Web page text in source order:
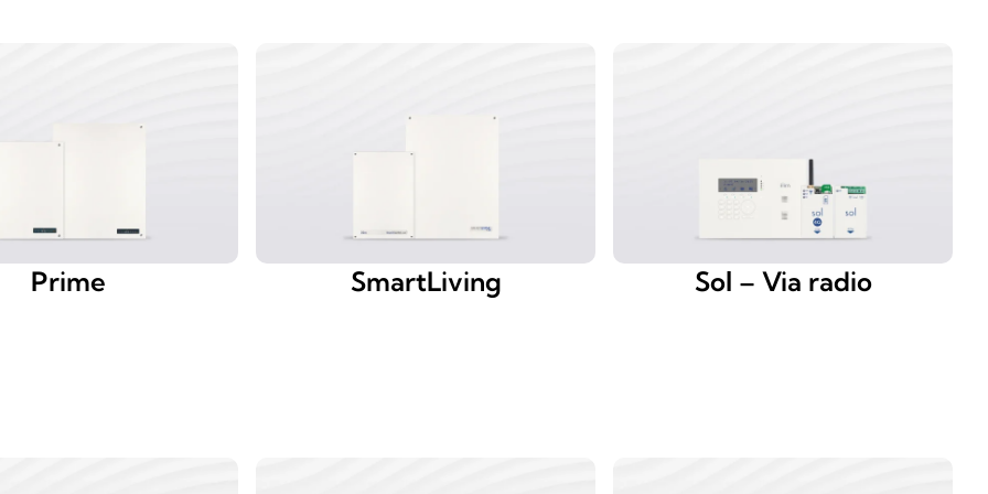
Prime SmartLiving Sol – Via radio